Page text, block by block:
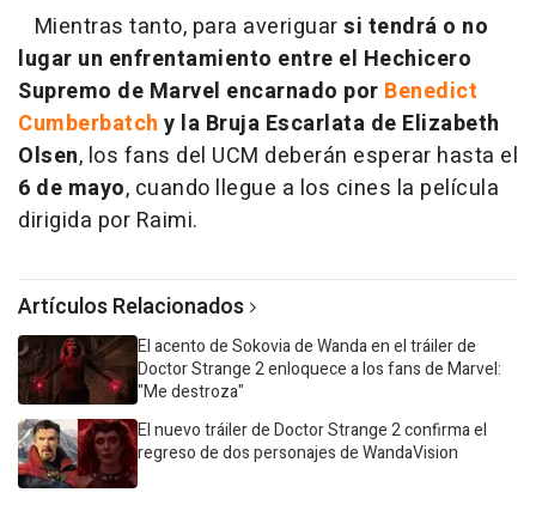
Mientras tanto, para averiguarsi tendrá o no
lugar un enfrentamiento entre el Hechicero
Supremo de Marvel encarnado por Benedict
Cumberbatch y la Bruja Escarlata de Elizabeth
Olsen, los fans del UCM deberán esperar hasta el
6 de mayo, cuando llegue a los cines la película
dirigida por Raimi.
Artículos Relacionados
El acento de Sokovia de Wanda en el tráiler de
Doctor Strange 2 enloquece a los fans de Marvel:
"Me destroza"
El nuevo tráiler de Doctor Strange 2 confirma el
regreso de dos personajes de WandaVision